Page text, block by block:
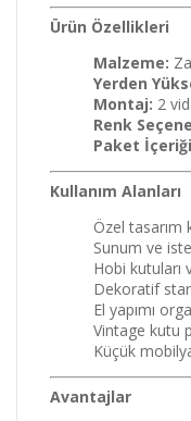
Ürün Özellikleri
Malzeme:
Yerden
Montaj: 2
Renk
Paket
Kullanım Alanları
Özel tasarım
Sunum ve
Hobi kutuları
Dekoratif
El yapımı
Vintage kutu
Küçük
Avantajlar